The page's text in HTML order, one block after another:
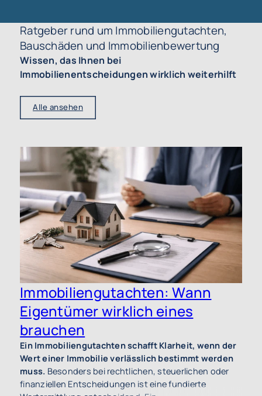
Ratgeber rund um Immobiliengutachten,
Bauschäden und Immobilienbewertung
Wissen, das Ihnen bei
Immobilienentscheidungen wirklich weiterhilft
Alle ansehen
Immobiliengutachten: Wann
Eigentümer wirklich eines
brauchen
Ein Immobiliengutachten schafft Klarheit, wenn der
Wert einer Immobilie verlässlich bestimmt werden
muss. Besonders bei rechtlichen, steuerlichen oder
finanziellen Entscheidungen ist eine fundierte